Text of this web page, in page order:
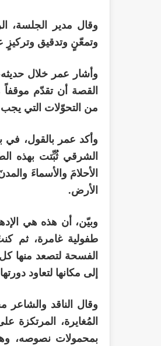
وقال مدير الجلسة،
وتمعّنٍ وتدقيق وتركيزٍ
وأشار عمر خلال
القصة أن تقدّم
من التحوّلات التي
وأكد عمر بالقول، في
الشرقي ثُبِّتت بهذه
الأحلامَ والأسماءَ
الأرض.
وبيّن، أن هذه هي
طفولية غامرة، ثم
الفسحة لتصعد منها
إلى مكانها لتعاود
وقال الناقد
المُغايرة، المرتكزة
بمحمولات نصوصه،